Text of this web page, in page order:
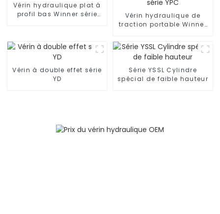
Vérin hydraulique plat à
profil bas Winner série
Vérin hydraulique de
traction portable Winner
Vérin à double effet série
YD
Série YSSL Cylindre
spécial de faible hauteur